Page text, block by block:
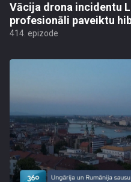
Vācija drona incidentu
profesionāli paveiktu
414. epizode